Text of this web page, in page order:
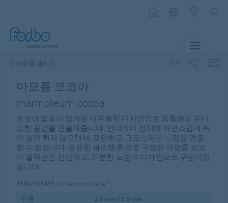
마모륨 솔리드
마모륨 코코아
marmoleum cocoa
코코아 껍질이 첨가된 내추럴한 디자인으로 독특하고 유니
크한 공간을 연출해줍니다. 인테리어 전체에 자연스럽게 녹
아 들어 튀지 않으면서, 모던하고 고급스러운 느낌을 연출
할 수 있습니다. 은은한 파스텔 톤으로 구성된 마모륨 코코
아 컬렉션은 잔잔하고, 차분한 느낌의 디자인으로 구성되었
습니다.
3584/358435 white chocolate
두께
2.5 mm / 3.5 mm